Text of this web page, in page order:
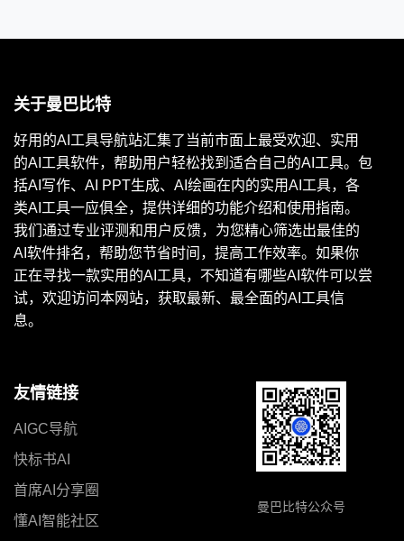
关于曼巴比特
好用的AI工具导航站汇集了当前市面上最受欢迎、实用
的AI工具软件，帮助用户轻松找到适合自己的AI工具。包
括AI写作、AI PPT生成、AI绘画在内的实用AI工具，各
类AI工具一应俱全，提供详细的功能介绍和使用指南。
我们通过专业评测和用户反馈，为您精心筛选出最佳的
AI软件排名，帮助您节省时间，提高工作效率。如果你
正在寻找一款实用的AI工具，不知道有哪些AI软件可以尝
试，欢迎访问本网站，获取最新、最全面的AI工具信
息。
友情链接
AIGC导航
快标书AI
首席AI分享圈
懂AI智能社区
曼巴比特公众号